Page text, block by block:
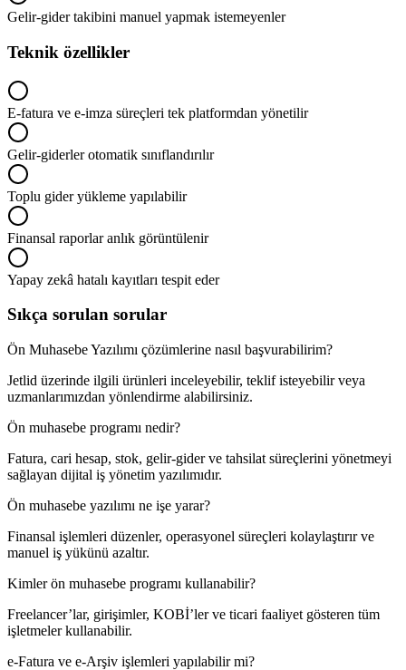
Gelir-gider takibini manuel yapmak istemeyenler
Teknik özellikler
E-fatura ve e-imza süreçleri tek platformdan yönetilir
Gelir-giderler otomatik sınıflandırılır
Toplu gider yükleme yapılabilir
Finansal raporlar anlık görüntülenir
Yapay zekâ hatalı kayıtları tespit eder
Sıkça sorulan sorular
Ön Muhasebe Yazılımı çözümlerine nasıl başvurabilirim?
Jetlid üzerinde ilgili ürünleri inceleyebilir, teklif isteyebilir veya
uzmanlarımızdan yönlendirme alabilirsiniz.
Ön muhasebe programı nedir?
Fatura, cari hesap, stok, gelir-gider ve tahsilat süreçlerini yönetmeyi
sağlayan dijital iş yönetim yazılımıdır.
Ön muhasebe yazılımı ne işe yarar?
Finansal işlemleri düzenler, operasyonel süreçleri kolaylaştırır ve
manuel iş yükünü azaltır.
Kimler ön muhasebe programı kullanabilir?
Freelancer’lar, girişimler, KOBİ’ler ve ticari faaliyet gösteren tüm
işletmeler kullanabilir.
e-Fatura ve e-Arşiv işlemleri yapılabilir mi?